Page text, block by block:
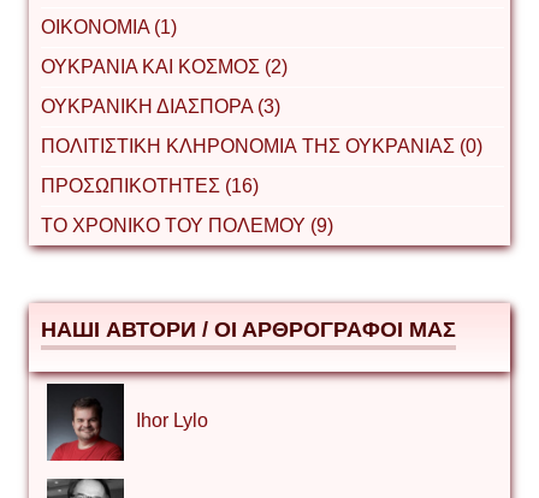
ΟΙΚΟΝΟΜΙΑ (1)
ΟΥΚΡΑΝΙΑ ΚΑΙ ΚΟΣΜΟΣ (2)
ΟΥΚΡΑΝΙΚΗ ΔΙΑΣΠΟΡΑ (3)
ΠΟΛΙΤΙΣΤΙΚΗ ΚΛΗΡΟΝΟΜΙΑ ΤΗΣ ΟΥΚΡΑΝΙΑΣ (0)
ΠΡΟΣΩΠΙΚΟΤΗΤΕΣ (16)
ΤΟ ΧΡΟΝΙΚΟ ΤΟΥ ΠΟΛΕΜΟΥ (9)
НАШІ АВТОРИ / ΟΙ ΑΡΘΡΟΓΡΑΦΟΙ ΜΑΣ
Ihor Lylo